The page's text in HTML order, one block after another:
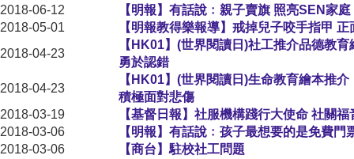
2018-06-12
【明報】有話說﹕親子賣旗 照亮SEN家庭
2018-05-01
【明報教得樂報導】戒掉兒子咬手指甲
2018-04-23
【HK01】(世界閱讀日)社工推介品德教
勇於認錯
2018-04-23
【HK01】(世界閱讀日)生命教育繪本推
積極面對悲傷
2018-03-19
【基督日報】社服機構踐行大使命 社關福
2018-03-06
【明報】有話說﹕孩子最想要的是免費門
2018-03-06
【商台】駐校社工問題